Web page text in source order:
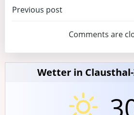
Post
navigation
Previous post
Comments are
Wetter in